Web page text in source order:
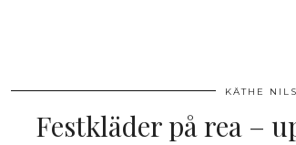
KÄTHE
Festkläder på rea –